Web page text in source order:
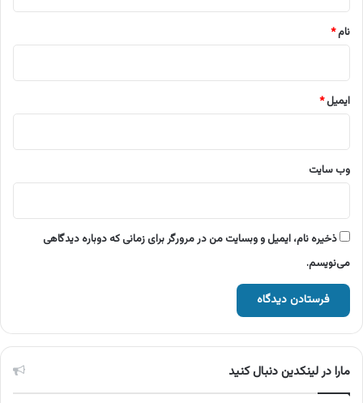
نام*
ایمیل*
وب‌ سایت
ذخیره نام، ایمیل و وبسایت من در مرورگر برای زمانی که دوباره دیدگاهی
می‌نویسم.
مارا در لینکدین دنبال کنید